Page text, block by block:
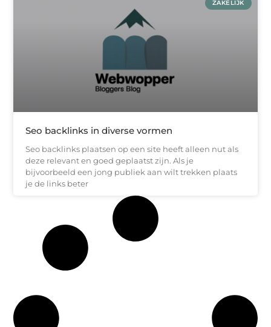
ZAKELIJK
Seo backlinks in diverse vormen
Seo backlinks plaatsen op een site heeft alleen nut als
deze relevant en goed geplaatst zijn. Als je
bijvoorbeeld een jong publiek aan wilt trekken plaats
je de links beter